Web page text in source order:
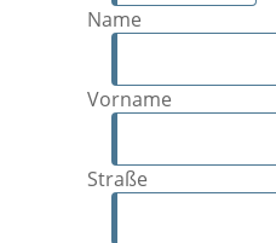
Name
Vorname
Straße